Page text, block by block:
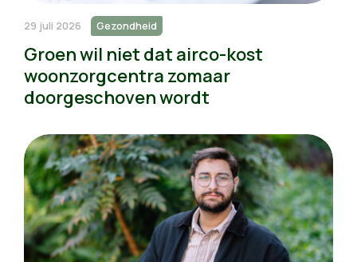
29 juli 2026 Gezondheid
Groen wil niet dat airco-kost
woonzorgcentra zomaar
doorgeschoven wordt